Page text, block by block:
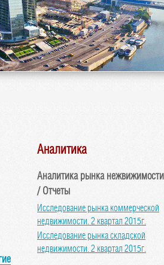
Аналитика
Аналитика рынка нежвижимости
/ Отчеты
Исследование рынка коммерческой
недвижимости. 2 квартал 2015г.
Исследование рынка складской
недвижимости. 2 квартал 2015г.